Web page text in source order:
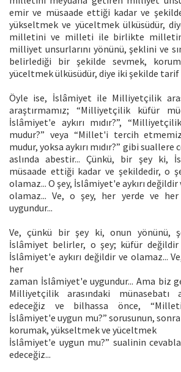
emir ve müsaade ettiği kadar ve
yükseltmek ve yüceltmek ülküsüdür,
milletini ve milleti ile birlikte
milliyet unsurlarını yönünü, şeklini ve
belirlediği bir şekilde sevmek,
yüceltmek ülküsüdür, diye iki şekilde
Öyle ise, İslâmiyet ile Milliyetçilik
araştırmamız; “Milliyetçilik küfür
İslâmiyet'e aykırı mıdır?”,
mudur?” veya “Millet'i tercih
mudur, yoksa aykırı mıdır?” gibi suallere
aslında abestir... Çünkü, bir şey ki,
müsaade ettiği kadar ve şekildedir, o
olamaz... O şey, İslâmiyet'e aykırı değildir
olamaz... Ve, o şey, her yerde ve
uygundur...
Ve, çünkü bir şey ki, onun yönünü,
İslâmiyet belirler, o şey; küfür değildir
İslâmiyet'e aykırı değildir ve olamaz...
her
zaman İslâmiyet'e uygundur... Ama biz
Milliyetçilik arasındaki münasebatı
edeceğiz ve bilhassa önce,
İslâmiyet'e uygun mu?” sorusunun,
korumak, yükseltmek ve yüceltmek
İslâmiyet'e uygun mu?” sualinin
edeceğiz...